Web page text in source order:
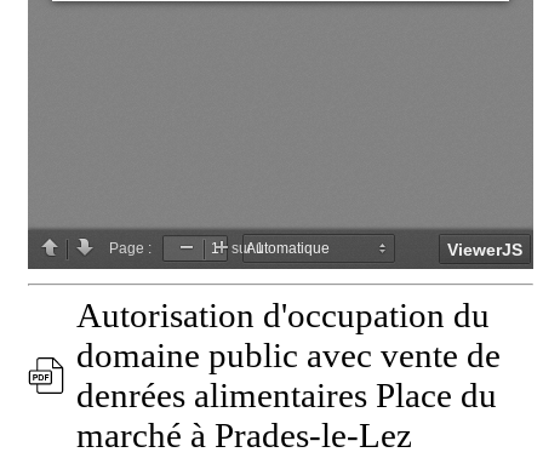
Autorisation d'occupation du
domaine public avec vente de
denrées alimentaires Place du
marché à Prades-le-Lez